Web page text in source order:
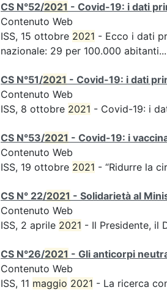
CS N°52/2021 - Covid-19: i dati
Contenuto Web
ISS, 15 ottobre 2021 - Ecco i dati
nazionale: 29 per 100.000 abitanti...
CS N°51/2021 - Covid-19: i dati
Contenuto Web
ISS, 8 ottobre 2021 - Covid-19: i
CS N°53/2021 - Covid-19: i
Contenuto Web
ISS, 19 ottobre 2021 - “Ridurre la
CS N° 22/2021 - Solidarietà al
Contenuto Web
ISS, 2 aprile 2021 - Il Presidente, il
CS N°26/2021 - Gli anticorpi
Contenuto Web
ISS, 11 maggio 2021 - La ricerca